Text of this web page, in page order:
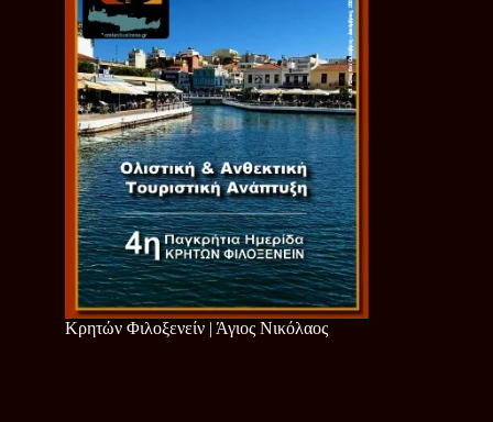
Κρητών Φιλοξενείν | Άγιος Νικόλαος